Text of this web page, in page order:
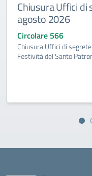
Chiusura Uffici di
agosto 2026
Circolare 566
Chiusura Uffici di
Festività del Santo